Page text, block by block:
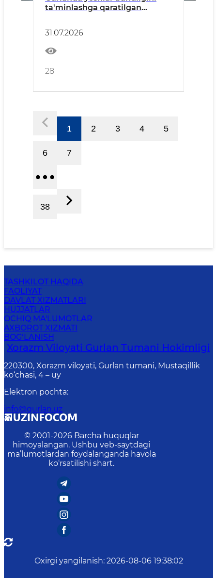
ta'minlashga qaratilgan
31.07.2026
28
1 2 3 4 5
6 7
38
TASHKILOT HAQIDA
FAOLIYAT
DAVLAT XIZMATLARI
HUJJATLAR
OCHIQ MA'LUMOTLAR
AXBOROT XIZMATI
BOG‘LANISH
Xorazm Viloyati Gurlan Tumani Hokimligi
220300, Xorazm viloyati, Gurlan tumani, Mustaqillik
ko‘chasi, 4 – uy
Elektron pochta:
info@gurlan.uz
© 2001-2026 Barcha huquqlar
himoyalangan. Ushbu veb-saytdagi
ma’lumotlardan foydalanganda havola
ko‘rsatilishi shart.
Oxirgi yangilanish: 2026-08-06 19:38:02